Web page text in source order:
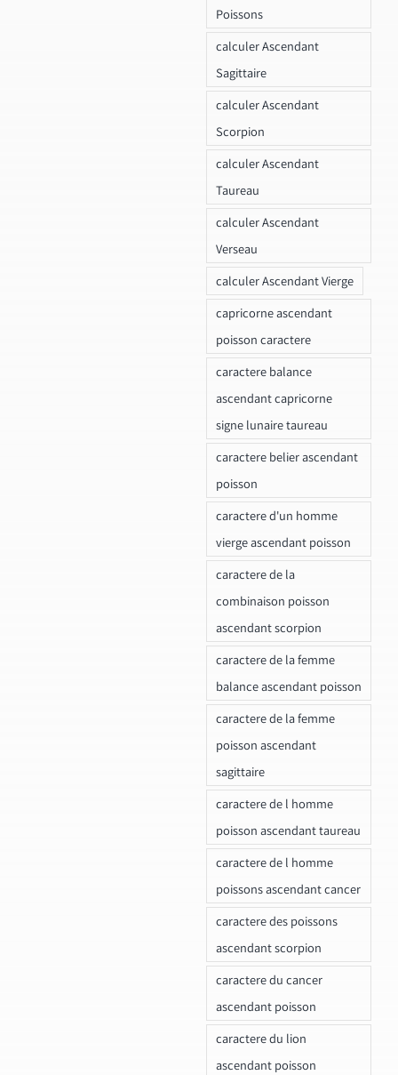
Poissons
calculer Ascendant
Sagittaire
calculer Ascendant
Scorpion
calculer Ascendant
Taureau
calculer Ascendant
Verseau
calculer Ascendant Vierge
capricorne ascendant
poisson caractere
caractere balance
ascendant capricorne
signe lunaire taureau
caractere belier ascendant
poisson
caractere d'un homme
vierge ascendant poisson
caractere de la
combinaison poisson
ascendant scorpion
caractere de la femme
balance ascendant poisson
caractere de la femme
poisson ascendant
sagittaire
caractere de l homme
poisson ascendant taureau
caractere de l homme
poissons ascendant cancer
caractere des poissons
ascendant scorpion
caractere du cancer
ascendant poisson
caractere du lion
ascendant poisson